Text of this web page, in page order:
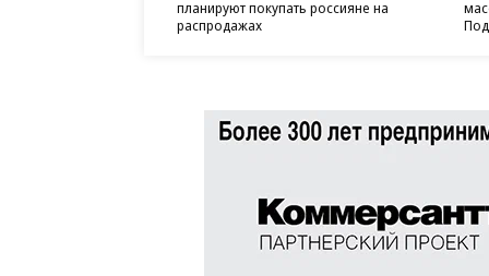
планируют покупать россияне на
распродажах